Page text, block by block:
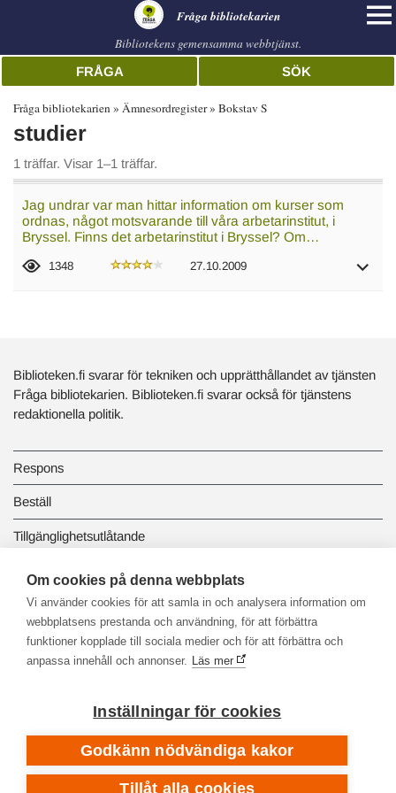
Fråga bibliotekarien
Bibliotekens gemensamma webbtjänst.
FRÅGA SÖK
Fråga bibliotekarien Ämnesordregister Bokstav S
studier
1 träffar. Visar 1–1 träffar.
Jag undrar var man hittar information om kurser som
ordnas, något motsvarande till våra arbetarinstitut, i
Bryssel. Finns det arbetarinstitut i Bryssel? Om…
1348 27.10.2009
Biblioteken.fi svarar för tekniken och upprätthållandet av tjänsten
Fråga bibliotekarien. Biblioteken.fi svarar också för tjänstens
redaktionella politik.
Respons
Beställ
Tillgänglighetsutlåtande
Dataskydd och registerbeskrivningar
Länkbiblioteket
Om cookies på denna webbplats
Vi använder cookies för att samla in och analysera information om
webbplatsens prestanda och användning, för att förbättra
funktioner kopplade till sociala medier och för att förbättra och
anpassa innehåll och annonser. Läs mer
Inställningar för cookies
Godkänn nödvändiga kakor
Tillåt alla cookies